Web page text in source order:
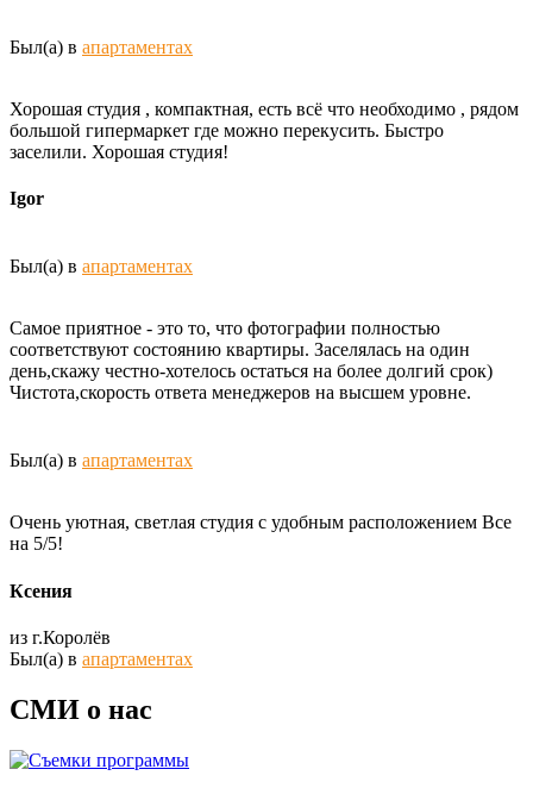
Был(а) в апартаментах
Хорошая студия , компактная, есть всё что необходимо , рядом
большой гипермаркет где можно перекусить. Быстро
заселили. Хорошая студия!
Igor
Был(а) в апартаментах
Самое приятное - это то, что фотографии полностью
соответствуют состоянию квартиры. Заселялась на один
день,скажу честно-хотелось остаться на более долгий срок)
Чистота,скорость ответа менеджеров на высшем уровне.
Был(а) в апартаментах
Очень уютная, светлая студия с удобным расположением Все
на 5/5!
Ксения
из г.Королёв
Был(а) в апартаментах
СМИ о нас